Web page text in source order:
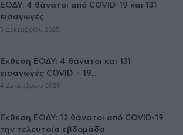
ΕΟΔΥ: 4 θάνατοι από COVID-19 και 131
εισαγωγές
5 Δεκεμβρίου 2025
Έκθεση ΕΟΔΥ: 4 θάνατοι και 131
εισαγωγές COVID – 19...
4 Δεκεμβρίου 2025
Έκθεση ΕΟΔΥ: 12 θάνατοι από COVID-19
την τελευταία εβδομάδα